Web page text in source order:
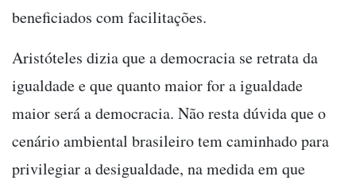
beneficiados com facilitações.
Aristóteles dizia que a democracia se retrata da
igualdade e que quanto maior for a igualdade
maior será a democracia. Não resta dúvida que o
cenário ambiental brasileiro tem caminhado para
privilegiar a desigualdade, na medida em que